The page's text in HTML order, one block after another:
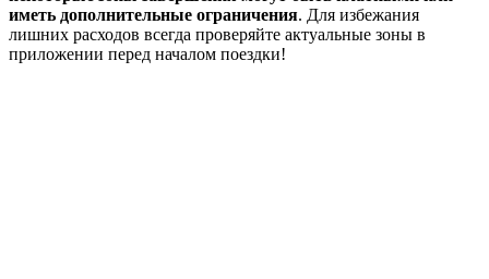
иметь дополнительные ограничения. Для избежания
лишних расходов всегда проверяйте актуальные зоны в
приложении перед началом поездки!